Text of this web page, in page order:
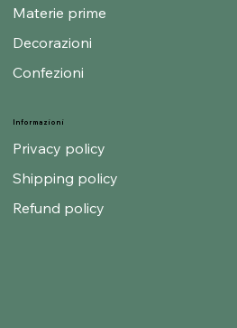
Informazioni
Privacy policy
Shipping policy
Refund policy
Materie prime
Decorazioni
Confezioni